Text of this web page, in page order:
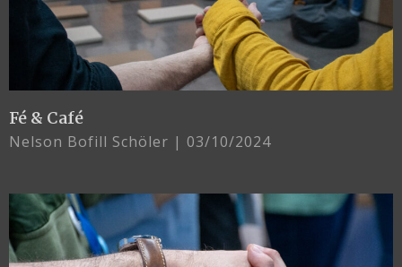
Fé & Café
Nelson Bofill Schöler 03/10/2024